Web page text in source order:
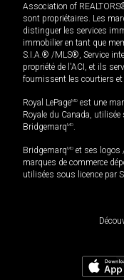
Association of
sont propriétaires. Les
distinguer les services
immobilier en tant que
S.I.A.® /MLS®, Service
propriété de l'ACI, et ils
fournissent les courtiers et
Royal LePageMD est une
Royale du Canada,
BridgemarqMD
BridgemarqMD et ses logos
marques de commerce
utilisées sous licence par